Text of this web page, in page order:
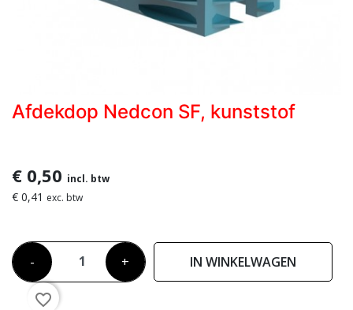
Afdekdop Nedcon SF, kunststof
€ 0,50 incl. btw
€ 0,41 exc. btw
- + IN WINKELWAGEN
favorite_border